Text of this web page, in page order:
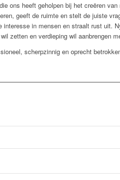
ons heeft geholpen bij het creëren
geeft de ruimte en stelt de juiste
interesse in mensen en straalt rust uit.
zetten en verdieping wil aanbrengen
scherpzinnig en oprecht